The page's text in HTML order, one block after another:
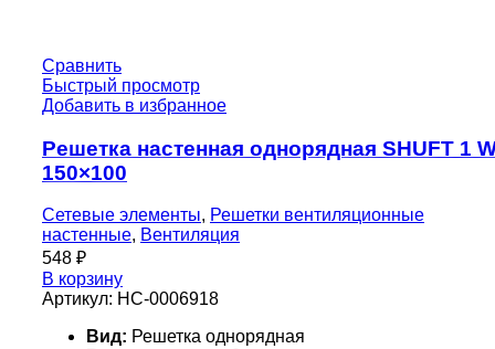
Сравнить
Быстрый просмотр
Добавить в избранное
Решетка настенная однорядная SHUFT 1
150×100
Сетевые элементы, Решетки вентиляционные
настенные, Вентиляция
548 ₽
В корзину
Артикул: НС-0006918
Вид: Решетка однорядная